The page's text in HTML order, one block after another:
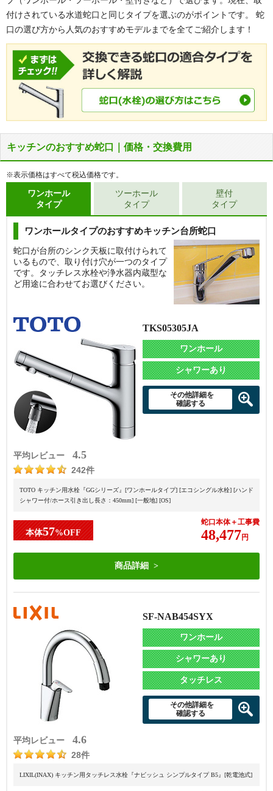
付けされている水道蛇口と同じタイプを選ぶのがポイントです。 蛇
口の選び方から人気のおすすめモデルまでを全てご紹介します！
キッチンのおすすめ蛇口｜価格・交換費用
※表示価格はすべて税込価格です。
ワンホール
タイプ
ワンホールタイプのおすすめキッチン台所蛇口
蛇口が台所のシンク天板に取付けられて
いるもので、取り付け穴が一つのタイプ
です。タッチレス水栓や浄水器内蔵型な
ど用途に合わせてお選びください。
平均レビュー 4.5
242件
TKS05305JA
ワンホール
シャワーあり
その他詳細を
確認する
TOTO キッチン用水栓『GGシリーズ』[ワンホールタイプ] [エコシングル水栓] [ハンド
シャワー付/ホース引き出し長さ：450mm] [一般地] [OS]
本体57%OFF
蛇口本体＋工事費
48,477円
商品詳細
平均レビュー 4.6
28件
SF-NAB454SYX
ワンホール
シャワーあり
タッチレス
その他詳細を
確認する
LIXIL(INAX) キッチン用タッチレス水栓『ナビッシュ シンプルタイプ B5』[乾電池式]
ツーホール
タイプ
壁付
タイプ